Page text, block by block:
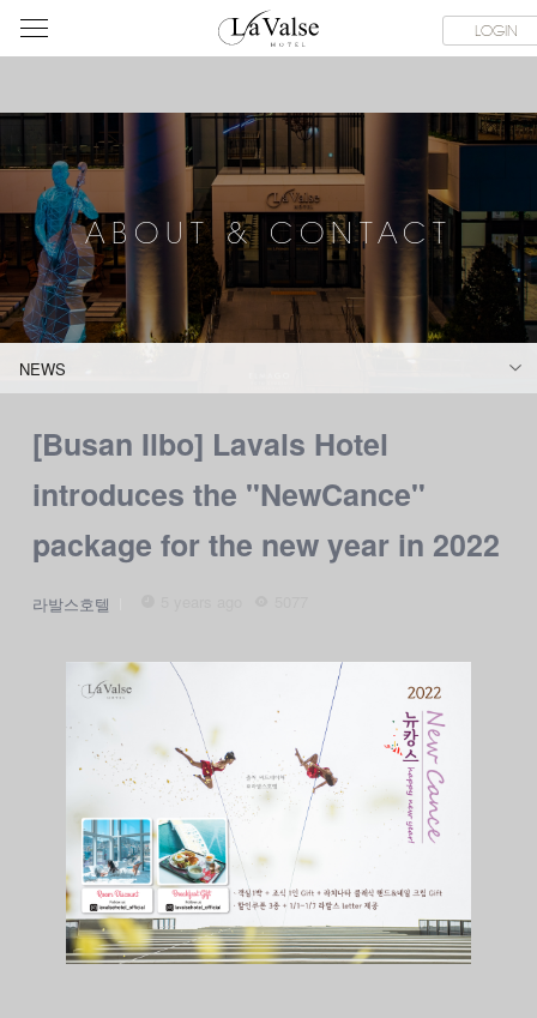
라
발
스
호
텔
LOGIN
SERVICE FACILITIES ABOUT & CONTACT HOTEL GUIDE
ABOUT & CONTACT
NEWS
[Busan Ilbo] Lavals Hotel
introduces the "NewCance"
package for the new year in 2022
라발스호텔